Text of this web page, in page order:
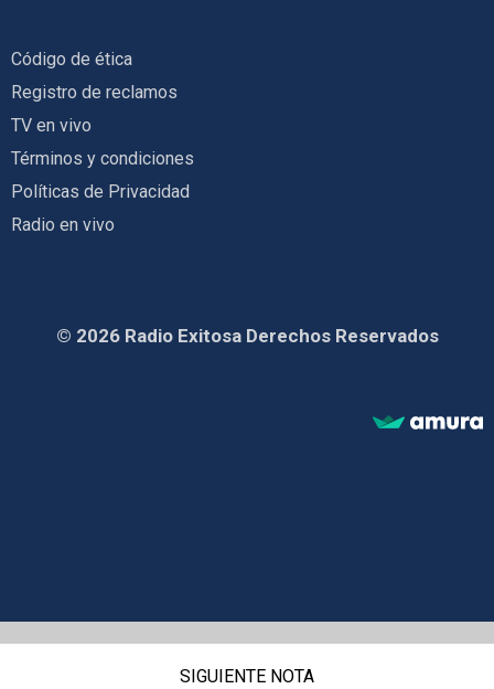
Código de ética
Registro de reclamos
TV en vivo
Términos y condiciones
Políticas de Privacidad
Radio en vivo
© 2026 Radio Exitosa Derechos Reservados
SIGUIENTE NOTA